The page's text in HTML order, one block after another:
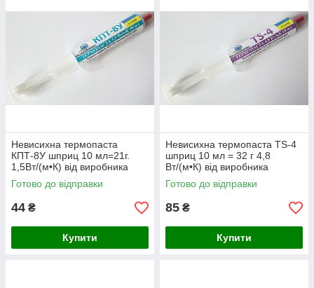
Невисихна термопаста
КПТ-8У шприц 10 мл=21г.
1,5Вт/(м•К) від виробника
Готово до відправки
44 ₴
Купити
Невисихна термопаста TS-4
шприц 10 мл = 32 г 4,8
Вт/(м•К) від виробника
Готово до відправки
85 ₴
Купити